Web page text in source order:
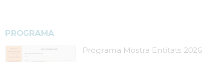
PROGRAMA
Programa Mostra Entitats 2026